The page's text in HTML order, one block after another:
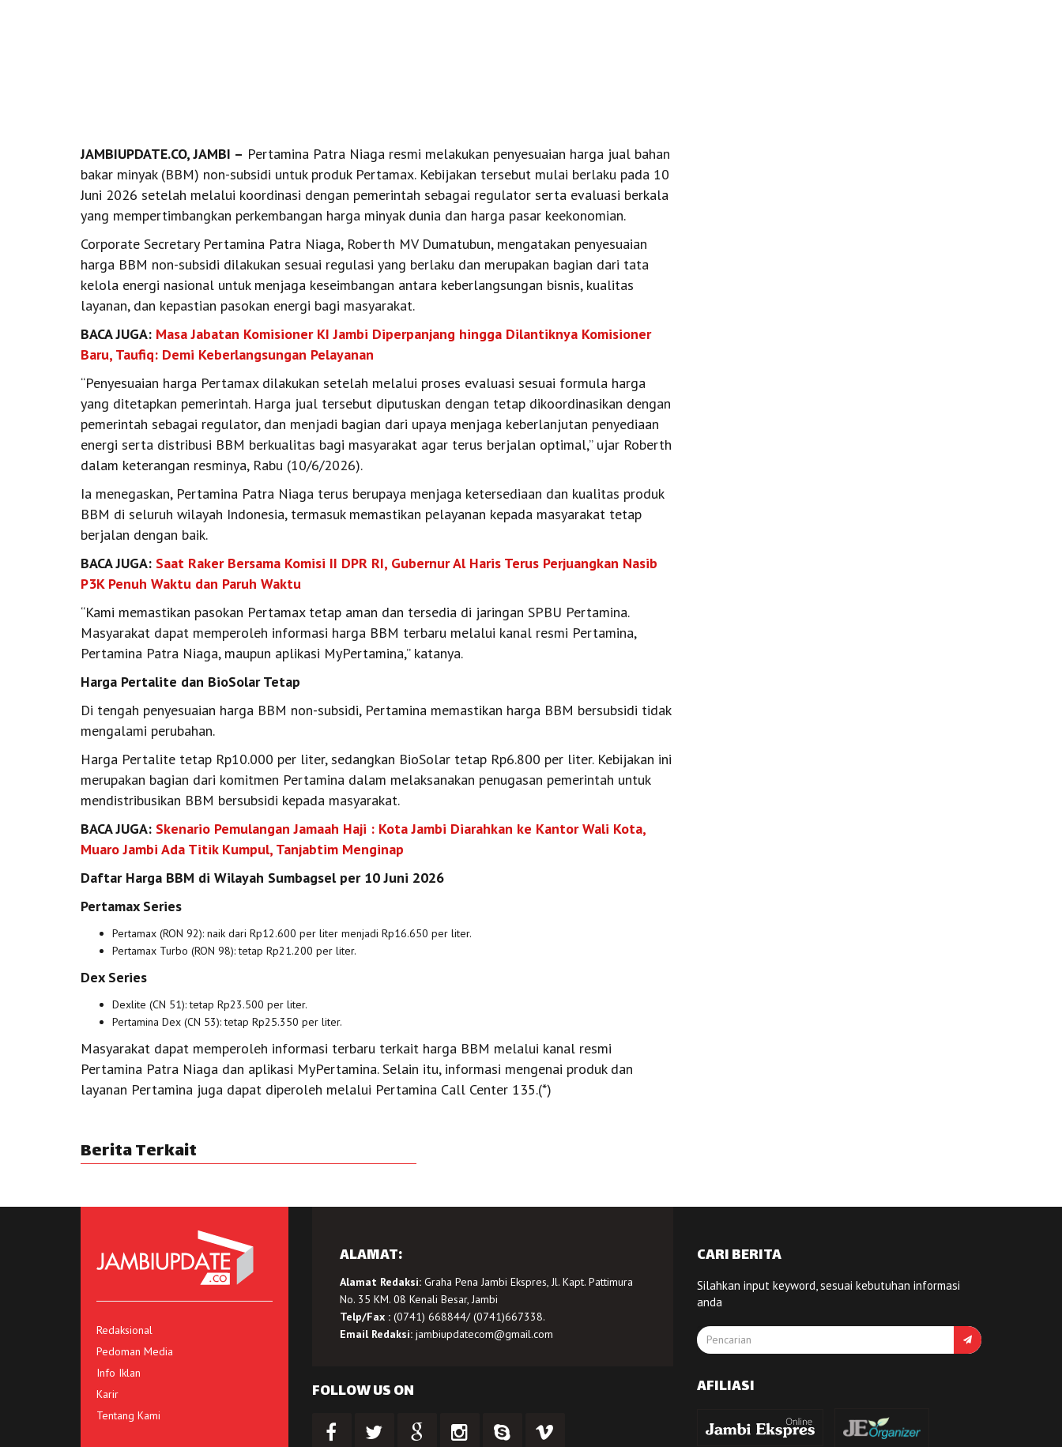
JAMBIUPDATE.CO, JAMBI – Pertamina Patra Niaga resmi melakukan penyesuaian harga jual bahan
bakar minyak (BBM) non-subsidi untuk produk Pertamax. Kebijakan tersebut mulai berlaku pada 10
Juni 2026 setelah melalui koordinasi dengan pemerintah sebagai regulator serta evaluasi berkala
yang mempertimbangkan perkembangan harga minyak dunia dan harga pasar keekonomian.
Corporate Secretary Pertamina Patra Niaga, Roberth MV Dumatubun, mengatakan penyesuaian
harga BBM non-subsidi dilakukan sesuai regulasi yang berlaku dan merupakan bagian dari tata
kelola energi nasional untuk menjaga keseimbangan antara keberlangsungan bisnis, kualitas
layanan, dan kepastian pasokan energi bagi masyarakat.
BACA JUGA: Masa Jabatan Komisioner KI Jambi Diperpanjang hingga Dilantiknya Komisioner
Baru, Taufiq: Demi Keberlangsungan Pelayanan
“Penyesuaian harga Pertamax dilakukan setelah melalui proses evaluasi sesuai formula harga
yang ditetapkan pemerintah. Harga jual tersebut diputuskan dengan tetap dikoordinasikan dengan
pemerintah sebagai regulator, dan menjadi bagian dari upaya menjaga keberlanjutan penyediaan
energi serta distribusi BBM berkualitas bagi masyarakat agar terus berjalan optimal,” ujar Roberth
dalam keterangan resminya, Rabu (10/6/2026).
Ia menegaskan, Pertamina Patra Niaga terus berupaya menjaga ketersediaan dan kualitas produk
BBM di seluruh wilayah Indonesia, termasuk memastikan pelayanan kepada masyarakat tetap
berjalan dengan baik.
BACA JUGA: Saat Raker Bersama Komisi II DPR RI, Gubernur Al Haris Terus Perjuangkan Nasib
P3K Penuh Waktu dan Paruh Waktu
“Kami memastikan pasokan Pertamax tetap aman dan tersedia di jaringan SPBU Pertamina.
Masyarakat dapat memperoleh informasi harga BBM terbaru melalui kanal resmi Pertamina,
Pertamina Patra Niaga, maupun aplikasi MyPertamina,” katanya.
Harga Pertalite dan BioSolar Tetap
Di tengah penyesuaian harga BBM non-subsidi, Pertamina memastikan harga BBM bersubsidi tidak
mengalami perubahan.
Harga Pertalite tetap Rp10.000 per liter, sedangkan BioSolar tetap Rp6.800 per liter. Kebijakan ini
merupakan bagian dari komitmen Pertamina dalam melaksanakan penugasan pemerintah untuk
mendistribusikan BBM bersubsidi kepada masyarakat.
BACA JUGA: Skenario Pemulangan Jamaah Haji : Kota Jambi Diarahkan ke Kantor Wali Kota,
Muaro Jambi Ada Titik Kumpul, Tanjabtim Menginap
Daftar Harga BBM di Wilayah Sumbagsel per 10 Juni 2026
Pertamax Series
Pertamax (RON 92): naik dari Rp12.600 per liter menjadi Rp16.650 per liter.
Pertamax Turbo (RON 98): tetap Rp21.200 per liter.
Dex Series
Dexlite (CN 51): tetap Rp23.500 per liter.
Pertamina Dex (CN 53): tetap Rp25.350 per liter.
Masyarakat dapat memperoleh informasi terbaru terkait harga BBM melalui kanal resmi
Pertamina Patra Niaga dan aplikasi MyPertamina. Selain itu, informasi mengenai produk dan
layanan Pertamina juga dapat diperoleh melalui Pertamina Call Center 135.(*)
Berita Terkait
Redaksional
Pedoman Media
Info Iklan
Karir
Tentang Kami
ALAMAT:
Alamat Redaksi:Graha Pena Jambi Ekspres, Jl. Kapt. Pattimura
No. 35 KM. 08 Kenali Besar, Jambi
Telp/Fax :(0741) 668844/ (0741)667338.
Email Redaksi: jambiupdatecom@gmail.com
FOLLOW US ON
CARI BERITA
Silahkan input keyword, sesuai kebutuhan informasi
anda
AFILIASI